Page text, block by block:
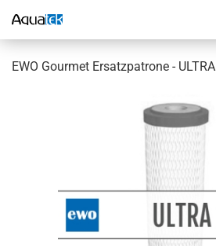
EWO Gourmet Ersatzpatrone - ULTRA